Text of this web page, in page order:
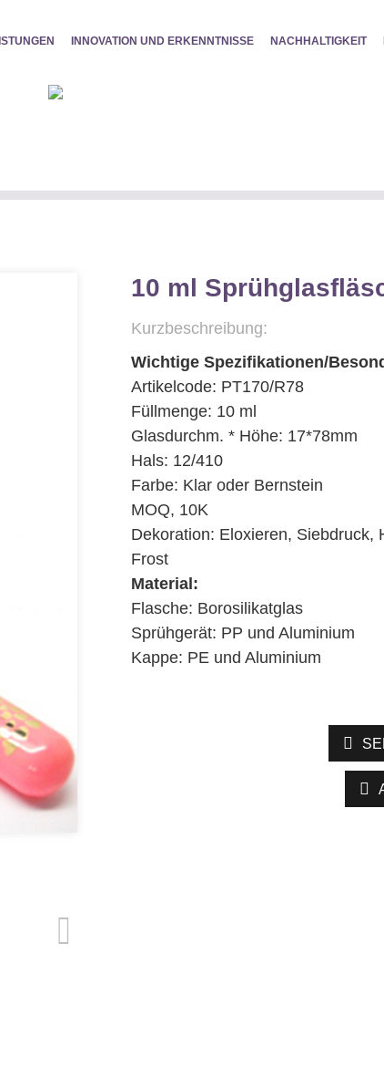
INNOVATION UND ERKENNTNISSE NACHHALTIGKEIT
10 ml
Kurzbeschreibung:
Wichtige Spezifikationen/
Artikelcode: PT170/R78
Füllmenge: 10 ml
Glasdurchm. * Höhe: 17*78mm
Hals: 12/410
Farbe: Klar oder Bernstein
MOQ, 10K
Dekoration: Eloxieren, Siebdruck,
Frost
Material:
Flasche: Borosilikatglas
Sprühgerät: PP und Aluminium
Kappe: PE und Aluminium